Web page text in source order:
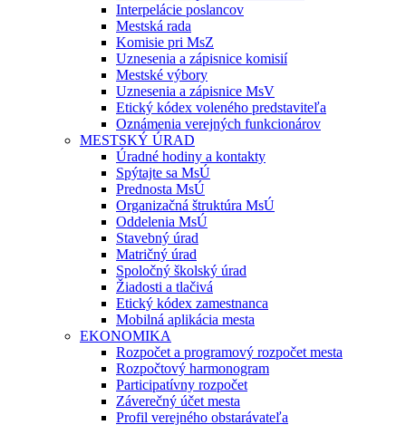
Interpelácie poslancov
Mestská rada
Komisie pri MsZ
Uznesenia a zápisnice komisií
Mestské výbory
Uznesenia a zápisnice MsV
Etický kódex voleného predstaviteľa
Oznámenia verejných funkcionárov
MESTSKÝ ÚRAD
Úradné hodiny a kontakty
Spýtajte sa MsÚ
Prednosta MsÚ
Organizačná štruktúra MsÚ
Oddelenia MsÚ
Stavebný úrad
Matričný úrad
Spoločný školský úrad
Žiadosti a tlačivá
Etický kódex zamestnanca
Mobilná aplikácia mesta
EKONOMIKA
Rozpočet a programový rozpočet mesta
Rozpočtový harmonogram
Participatívny rozpočet
Záverečný účet mesta
Profil verejného obstarávateľa